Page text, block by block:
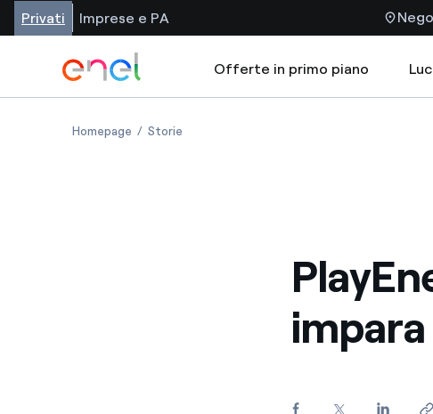
Privati Imprese e PA
Offerte in primo piano
Homepage Storie
impara